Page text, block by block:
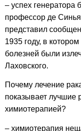
– успех генератора
профессор де
представил
1935 году, в
болезней были
Лаховского.
Почему лечение
показывает лучшие
химиотерапией?
– химиотерапия